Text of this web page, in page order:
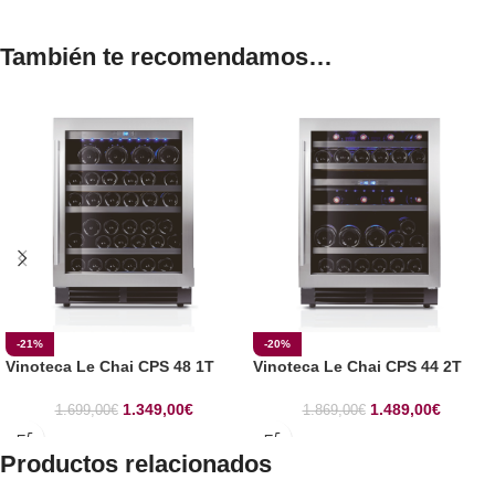
También te recomendamos…
-21%
Vinoteca Le Chai CPS 48 1T
1.699,00€ 1.349,00€
-20%
Vinoteca Le Chai CPS 44 2T
1.869,00€ 1.489,00€
Productos relacionados